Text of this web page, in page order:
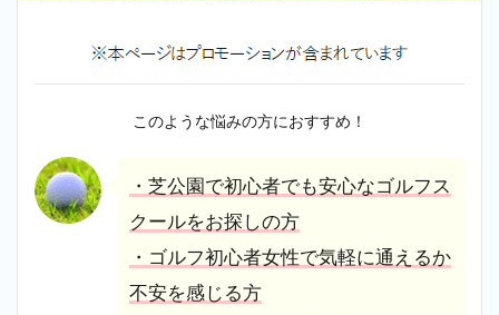
このような悩みの方におすすめ！
・芝公園で初心者でも安心なゴルフス
クールをお探しの方
・ゴルフ初心者女性で気軽に通えるか
不安を感じる方